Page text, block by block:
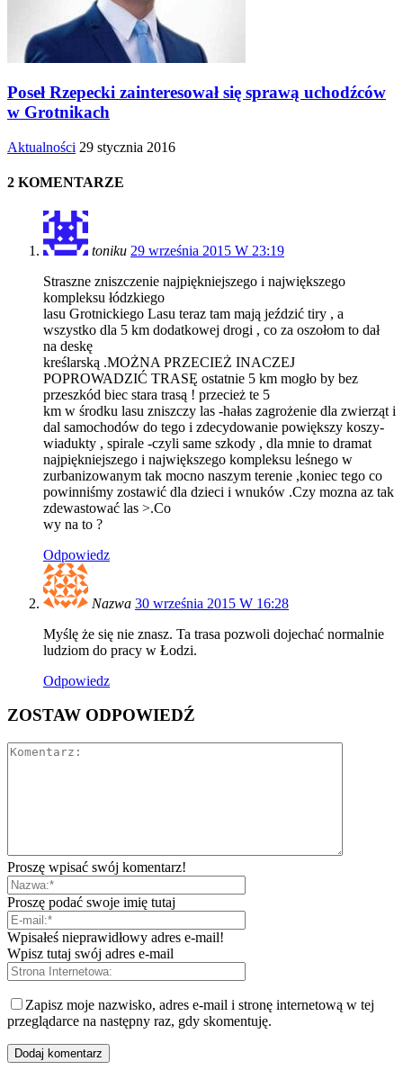
Poseł Rzepecki zainteresował się sprawą uchodźców
w Grotnikach
Aktualności 29 stycznia 2016
2 KOMENTARZE
toniku 29 września 2015 W 23:19
Straszne zniszczenie najpiękniejszego i największego
kompleksu łódzkiego
lasu Grotnickiego Lasu teraz tam mają jeździć tiry , a
wszystko dla 5 km dodatkowej drogi , co za oszołom to dał
na deskę
kreślarską .MOŻNA PRZECIEŻ INACZEJ
POPROWADZIĆ TRASĘ ostatnie 5 km mogło by bez
przeszkód biec stara trasą ! przecież te 5
km w środku lasu zniszczy las -hałas zagrożenie dla zwierząt i
dal samochodów do tego i zdecydowanie powiększy koszy-
wiadukty , spirale -czyli same szkody , dla mnie to dramat
najpiękniejszego i największego kompleksu leśnego w
zurbanizowanym tak mocno naszym terenie ,koniec tego co
powinniśmy zostawić dla dzieci i wnuków .Czy mozna az tak
zdewastować las >.Co
wy na to ?
Odpowiedz
Nazwa 30 września 2015 W 16:28
Myślę że się nie znasz. Ta trasa pozwoli dojechać normalnie
ludziom do pracy w Łodzi.
Odpowiedz
ZOSTAW ODPOWIEDŹ
Proszę wpisać swój komentarz!
Proszę podać swoje imię tutaj
Wpisałeś nieprawidłowy adres e-mail!
Wpisz tutaj swój adres e-mail
Zapisz moje nazwisko, adres e-mail i stronę internetową w tej
przeglądarce na następny raz, gdy skomentuję.